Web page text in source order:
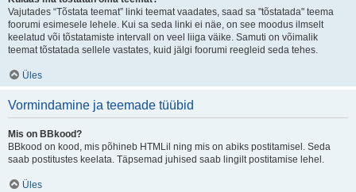
Vajutades “Tõstata teemat” linki teemat vaadates, saad sa "tõstatada" teema
foorumi esimesele lehele. Kui sa seda linki ei näe, on see moodus ilmselt
keelatud või tõstatamiste intervall on veel liiga väike. Samuti on võimalik
teemat tõstatada sellele vastates, kuid jälgi foorumi reegleid seda tehes.
Üles
Vormindamine ja teemade tüübid
Mis on BBkood?
BBkood on kood, mis põhineb HTMLil ning mis on abiks postitamisel. Seda
saab postitustes keelata. Täpsemad juhised saab lingilt postitamise lehel.
Üles